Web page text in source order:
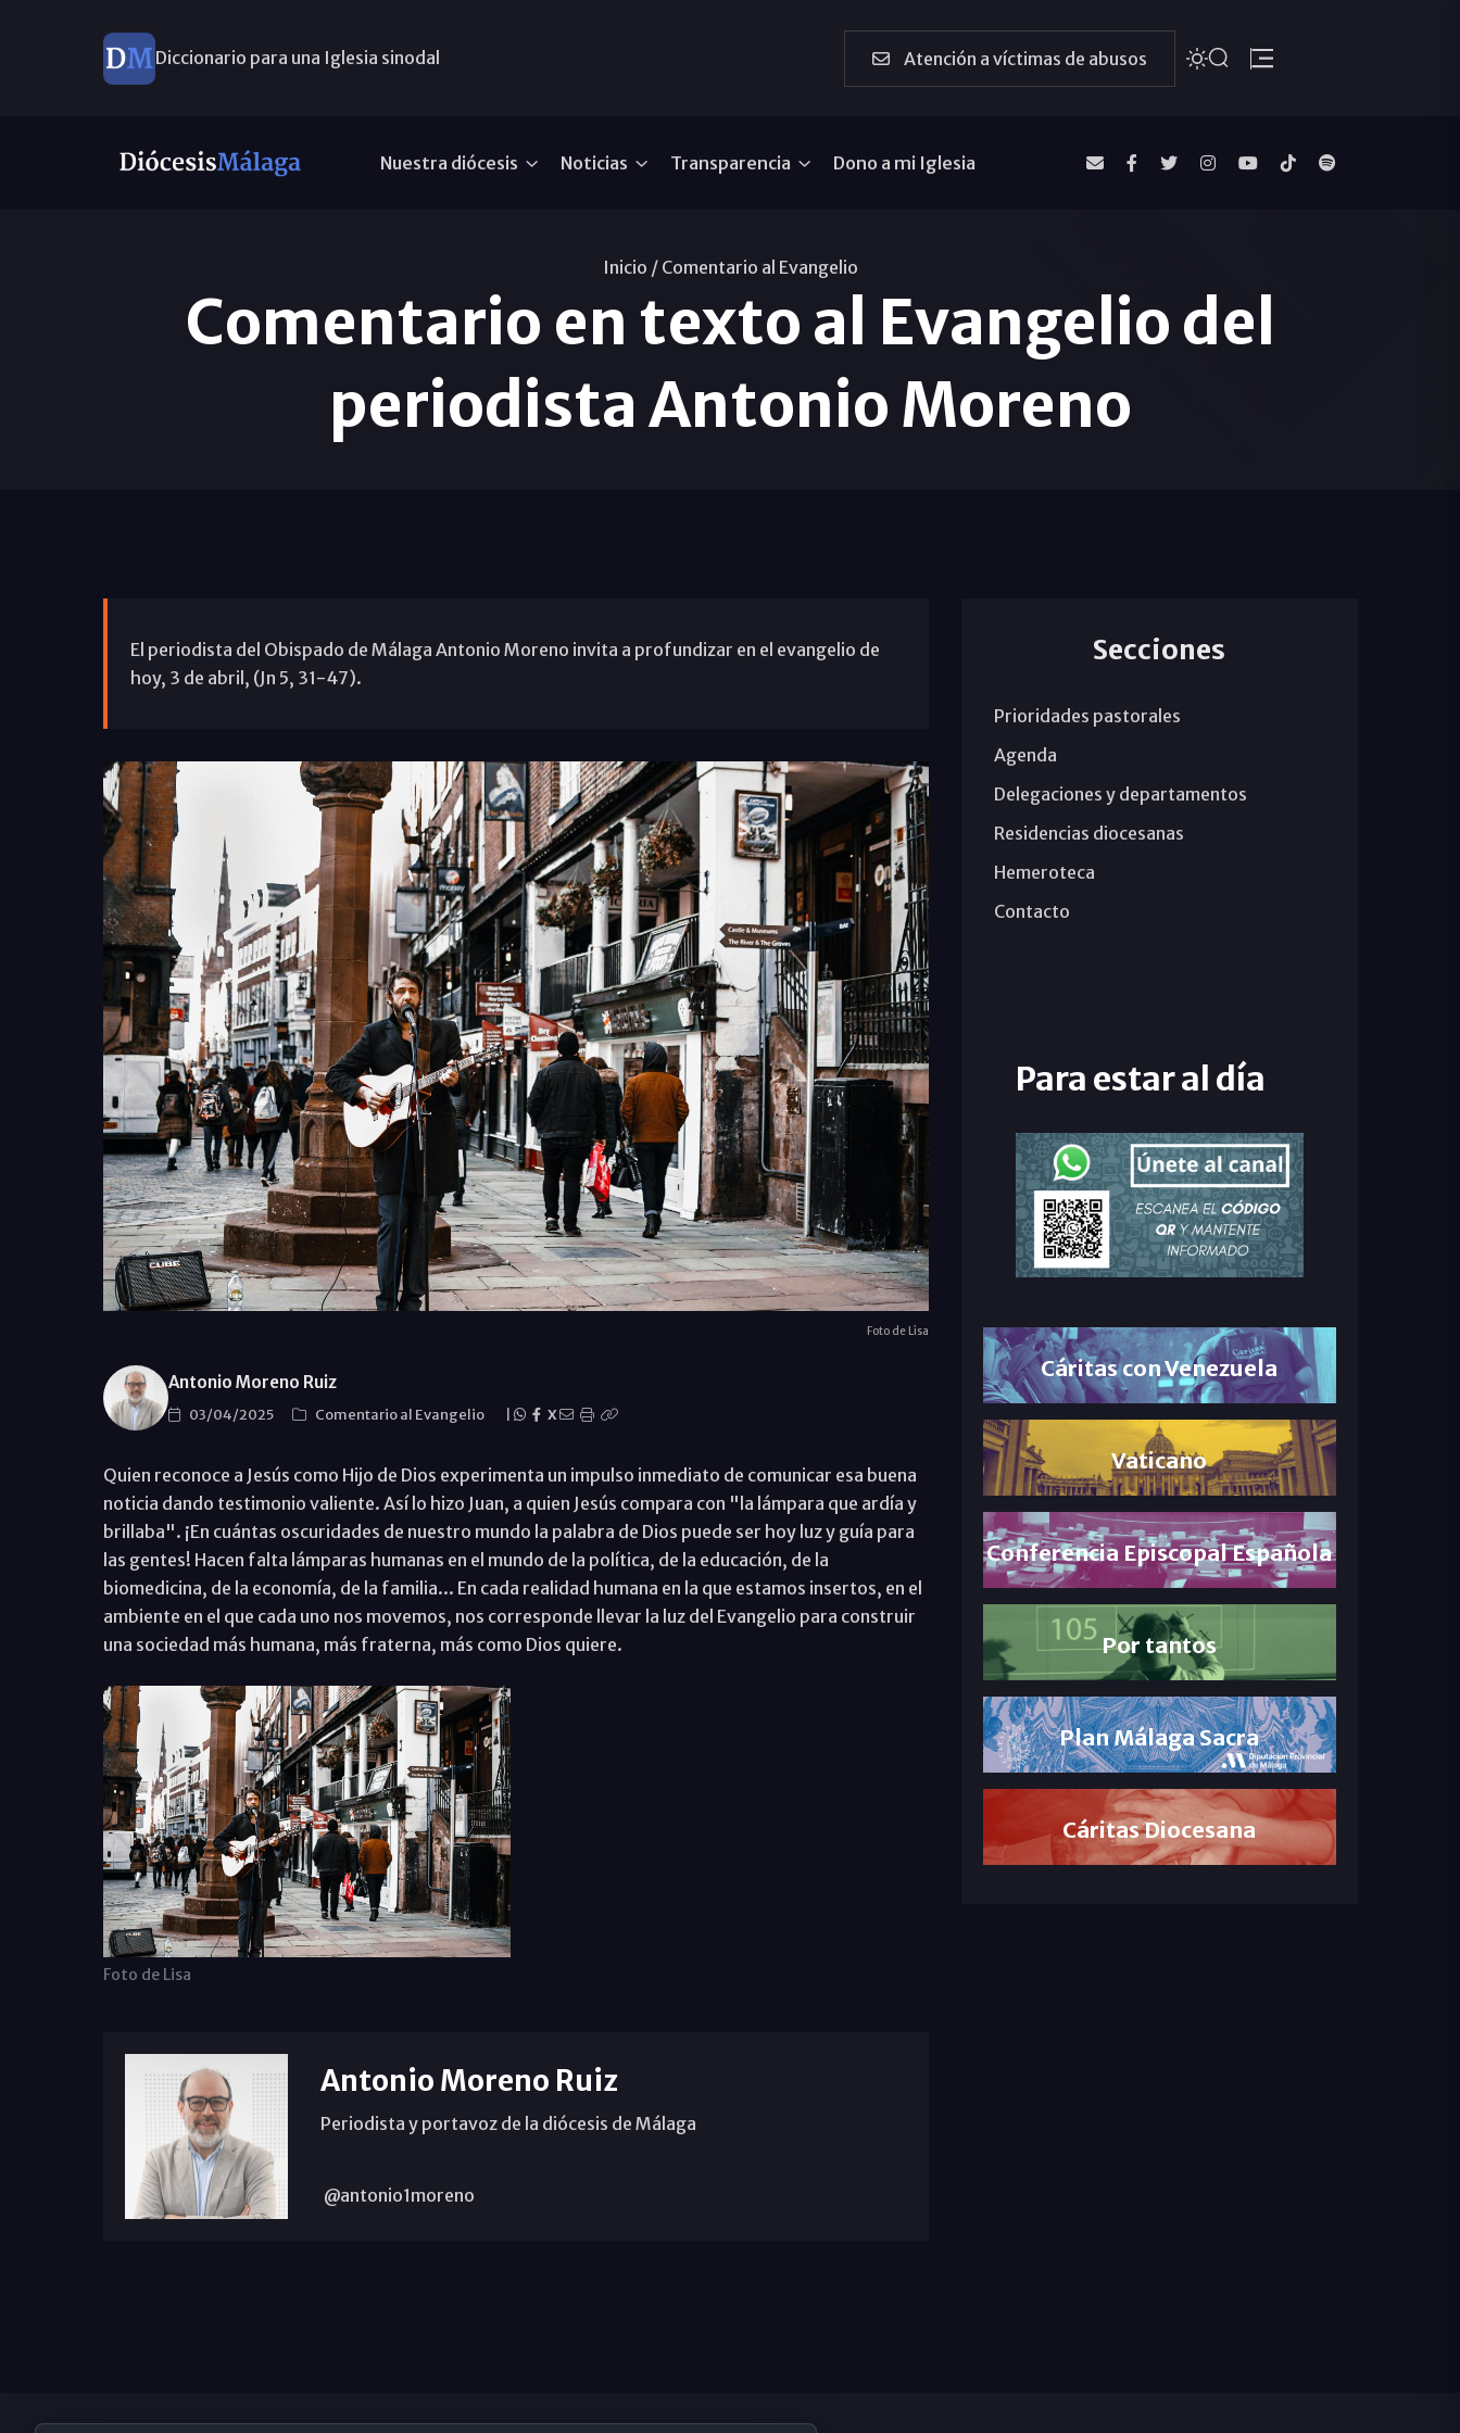
Diccionario para una Iglesia sinodal Atención a víctimas de abusos
Nuestra diócesis Noticias Transparencia Dono a mi Iglesia
Inicio / Comentario al Evangelio
Comentario en texto al Evangelio del
periodista Antonio Moreno
El periodista del Obispado de Málaga Antonio Moreno invita a profundizar en el evangelio de
hoy, 3 de abril, (Jn 5, 31-47).
Foto de Lisa
Antonio Moreno Ruiz
03/04/2025 Comentario al Evangelio X
Quien reconoce a Jesús como Hijo de Dios experimenta un impulso inmediato de comunicar esa buena
noticia dando testimonio valiente. Así lo hizo Juan, a quien Jesús compara con "la lámpara que ardía y
brillaba". ¡En cuántas oscuridades de nuestro mundo la palabra de Dios puede ser hoy luz y guía para
las gentes! Hacen falta lámparas humanas en el mundo de la política, de la educación, de la
biomedicina, de la economía, de la familia... En cada realidad humana en la que estamos insertos, en el
ambiente en el que cada uno nos movemos, nos corresponde llevar la luz del Evangelio para construir
una sociedad más humana, más fraterna, más como Dios quiere.
Foto de Lisa
Antonio Moreno Ruiz
Periodista y portavoz de la diócesis de Málaga
@antonio1moreno
Secciones
Prioridades pastorales
Agenda
Delegaciones y departamentos
Residencias diocesanas
Hemeroteca
Contacto
Para estar al día
Cáritas con Venezuela
Vaticano
Conferencia Episcopal Española
Por tantos
Plan Málaga Sacra
Cáritas Diocesana